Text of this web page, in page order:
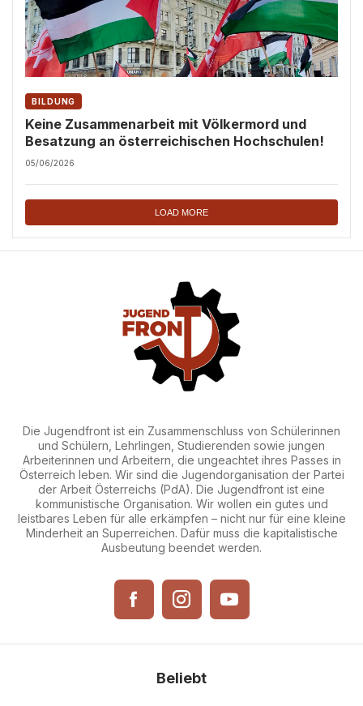
BILDUNG
Keine Zusammenarbeit mit Völkermord und
Besatzung an österreichischen Hochschulen!
05/06/2026
LOAD MORE
Die Jugendfront ist ein Zusammenschluss von Schülerinnen
und Schülern, Lehrlingen, Studierenden sowie jungen
Arbeiterinnen und Arbeitern, die ungeachtet ihres Passes in
Österreich leben. Wir sind die Jugendorganisation der Partei
der Arbeit Österreichs (PdA). Die Jugendfront ist eine
kommunistische Organisation. Wir wollen ein gutes und
leistbares Leben für alle erkämpfen – nicht nur für eine kleine
Minderheit an Superreichen. Dafür muss die kapitalistische
Ausbeutung beendet werden.
Beliebt